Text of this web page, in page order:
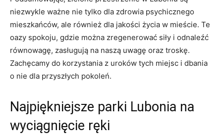
niezwykle ważne nie ‌tylko dla zdrowia psychicznego
mieszkańców, ale ⁢również dla jakości życia w mieście. Te
oazy spokoju, gdzie można zregenerować siły i odnaleźć
równowagę, zasługują na‍ naszą uwagę oraz troskę.
Zachęcamy do korzystania z uroków tych miejsc i dbania
o nie dla przyszłych pokoleń.
Najpiękniejsze parki Lubonia ⁤na
⁢wyciągnięcie ręki